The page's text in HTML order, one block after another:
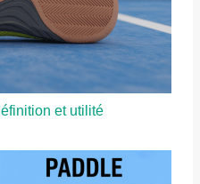
et utilité